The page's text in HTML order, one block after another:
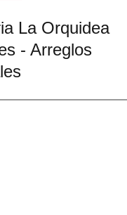
La Orquidea
- Arreglos